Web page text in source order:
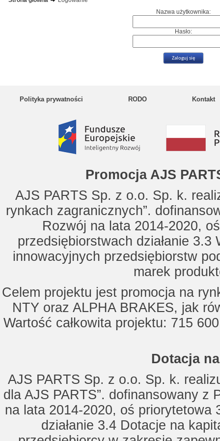
Nazwa użytkownika:
Hasło:
Polityka prywatności RODO Kontakt
Promocja AJS
AJS PARTS Sp. z o.o. Sp. k.
rynkach zagranicznych”.
Rozwój na lata 2014-2020,
przedsiębiorstwach działanie
innowacyjnych przedsiębiorstw
marek
Celem projektu jest promocja na
NTY oraz ALPHA BRAKES, jak
Wartość całkowita projektu: 715
Dotacja
AJS PARTS Sp. z o.o. Sp. k.
dla AJS PARTS”. dofinansowany z
na lata 2014-2020, oś priorytetowa
działanie 3.4 Dotacje na